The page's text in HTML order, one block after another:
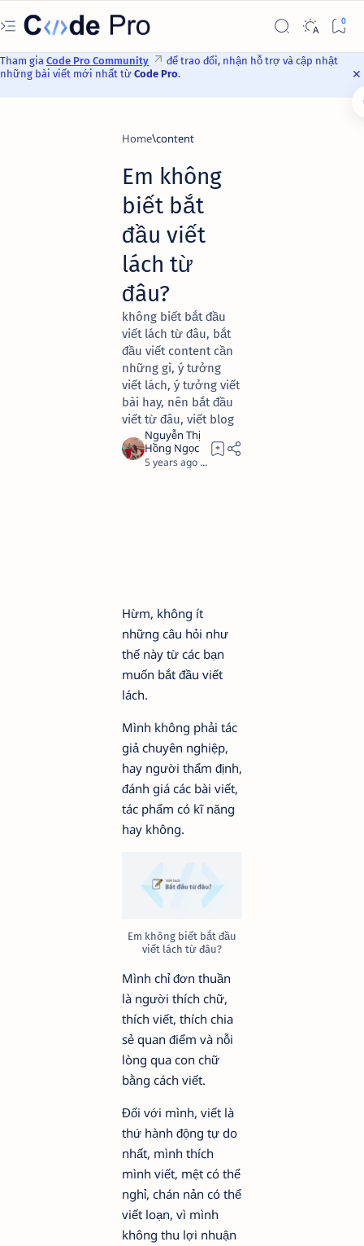
Tham gia Code Pro Community
để trao đổi, nhận hỗ trợ và cập nhật
những bài viết mới nhất từ Code Pro.
Home content
Em không
biết bắt
đầu viết
lách từ
đâu?
không biết bắt đầu
viết lách từ đâu, bắt
đầu viết content cần
những gì, ý tưởng
viết lách, ý tưởng viết
bài hay, nên bắt đầu
viết từ đâu, viết blog
5 years ago 3
Hừm, không ít
những câu hỏi như
thế này từ các bạn
muốn bắt đầu viết
lách.
Mình không phải tác
giả chuyên nghiệp,
hay người thẩm định,
đánh giá các bài viết,
tác phẩm có kĩ năng
hay không.
Em không biết bắt đầu
viết lách từ đâu?
Mình chỉ đơn thuần
là người thích chữ,
thích viết, thích chia
sẻ quan điểm và nỗi
lòng qua con chữ
bằng cách viết.
Đối với mình, viết là
thứ hành động tự do
nhất, mình thích
mình viết, mệt có thể
nghỉ, chán nản có thể
viết loạn, vì mình
không thu lợi nhuận